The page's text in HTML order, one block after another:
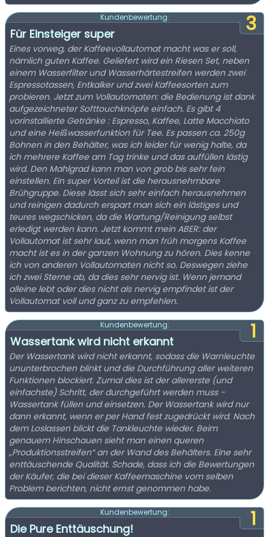
3
Kundenbewertung:
Für Einsteiger super
Eines vorweg, der Kaffeevollautomat macht was er soll,
nämlich guten Kaffee. Geliefert wird ein Riesen Set, neben
einem Wasserfilter und Wasserhärtestreifen werden zwei
Espressotassen, Entkalker und zwei Kaffeesorten zum
probieren. Jetzt zum Vollautomaten: die Bedienung ist dank
aufgezeichneter Softtouchknöpfe einfach. Es gibt 4
vorinstallierte Getränke : Espresso, Kaffee, Latte Macchiato
und eine Heißwasserfunktion für Tee. Es passen ca. 250g
Bohnen in den Behälter, was ich leider für wenig halte, da
ich mehrere Kaffee am Tag trinke und das auffüllen lästig
wird. Den Mahlgrad kann man von grob bis sehr fein
einstellen. Ein super Vorteil ist die herausnehmbare
Brühgruppe. Diese lässt sich sehr einfach herausnehmen
und reinigen dadurch erspart man sich ein lästiges und
teures wegschicken, da die Wartung/Reinigung selbst
erledigt werden kann. Jetzt kommt mein ABER: der
Vollautomat ist sehr laut, wenn man früh morgens Kaffee
macht ist es in der ganzen Wohnung zu hören. Dies kenne
ich von anderen Vollautomaten nicht so. Deswegen ziehe
ich zwei Sterne ab, da dies sehr nervig ist. Wenn jemand
alleine lebt oder dies nicht als nervig empfindet ist der
Vollautomat voll und ganz zu empfehlen.
1
Kundenbewertung:
Wassertank wird nicht erkannt
Der Wassertank wird nicht erkannt, sodass die Warnleuchte
ununterbrochen blinkt und die Durchführung aller weiteren
Funktionen blockiert. Zumal dies ist der allererste (und
einfachste) Schritt, der durchgeführt werden muss -
Wassertank füllen und einsetzen. Der Wassertank wird nur
dann erkannt, wenn er per Hand fest zugedrückt wird. Nach
dem Loslassen blickt die Tankleuchte wieder. Beim
genauem Hinschauen sieht man einen queren
„Produktionsstreifen“ an der Wand des Behälters. Eine sehr
enttäuschende Qualität. Schade, dass ich die Bewertungen
der Käufer, die bei dieser Kaffeemaschine vom selben
Problem berichten, nicht ernst genommen habe.
1
Kundenbewertung:
Die Pure Enttäuschung!